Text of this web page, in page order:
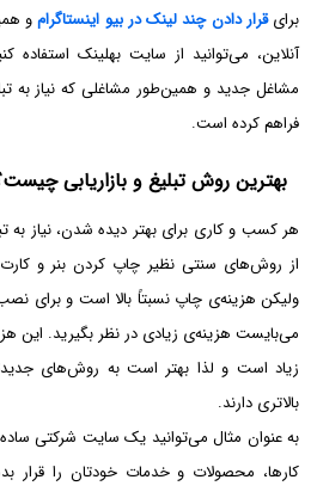
برایقرار دادن چند لینک در بیو اینستاگرامو
آنلاین، می‌توانید از سایت بهلینک استفاده
مشاغل جدید و همین‌طور مشاغلی که نیاز به
فراهم کرده است.
بهترین روش تبلیغ و بازاریابی
هر کسب و کاری برای بهتر دیده شدن، نیاز به
از روش‌های سنتی نظیر چاپ کردن بنر و کارت
ولیکن هزینه‌ی چاپ نسبتاً بالا است و برای
می‌بایست هزینه‌ی زیادی در نظر بگیرید. این
زیاد است و لذا بهتر است به روش‌های
بالاتری دارند.
به عنوان مثال می‌توانید یک سایت شرکتی
کارها، محصولات و خدمات خودتان را قرار